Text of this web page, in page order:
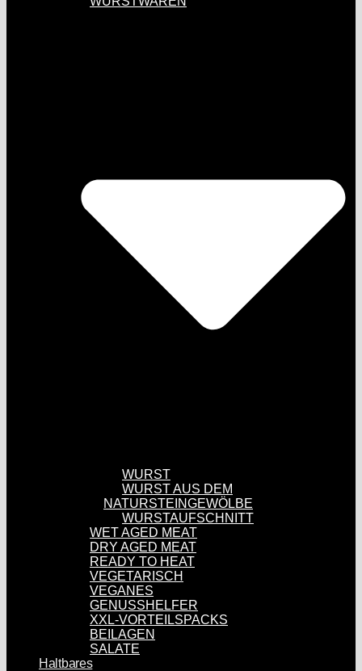
WURST
WURST AUS DEM
NATURSTEINGEWÖLBE
WURSTAUFSCHNITT
WET AGED MEAT
DRY AGED MEAT
READY TO HEAT
VEGETARISCH
VEGANES
GENUSSHELFER
XXL-VORTEILSPACKS
BEILAGEN
SALATE
Haltbares